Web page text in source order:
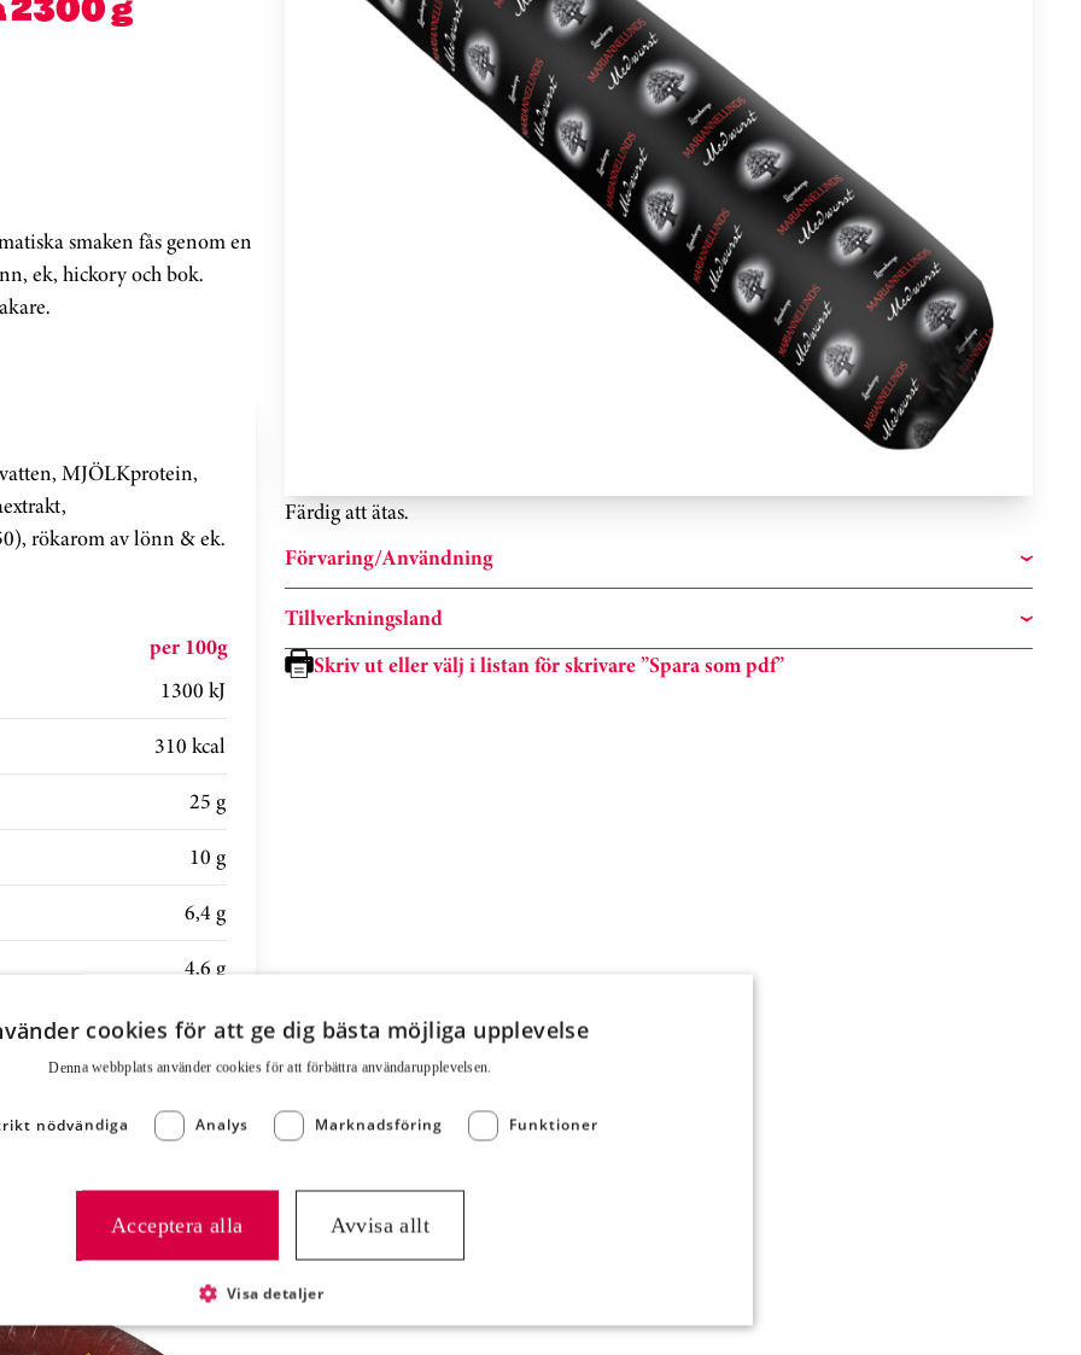
smaken fås genom en
ek, hickory och bok.
MJÖLKprotein,
rökarom av lönn & ek.
per 100g
1300 kJ
310 kcal
25 g
10 g
6,4 g
4,6 g
13 g
3,1 g
Färdig att ätas.
Förvaring/Användning
Tillverkningsland
Skriv ut eller välj i listan för skrivare ”Spara som pdf”
AV:
cookies för att ge dig bästa möjliga upplevelse
Denna webbplats använder cookies för att för­bättra användar­upplevelsen.
nödvändiga Analys Marknadsföring Funktioner
Acceptera alla Avvisa allt
Visa detaljer